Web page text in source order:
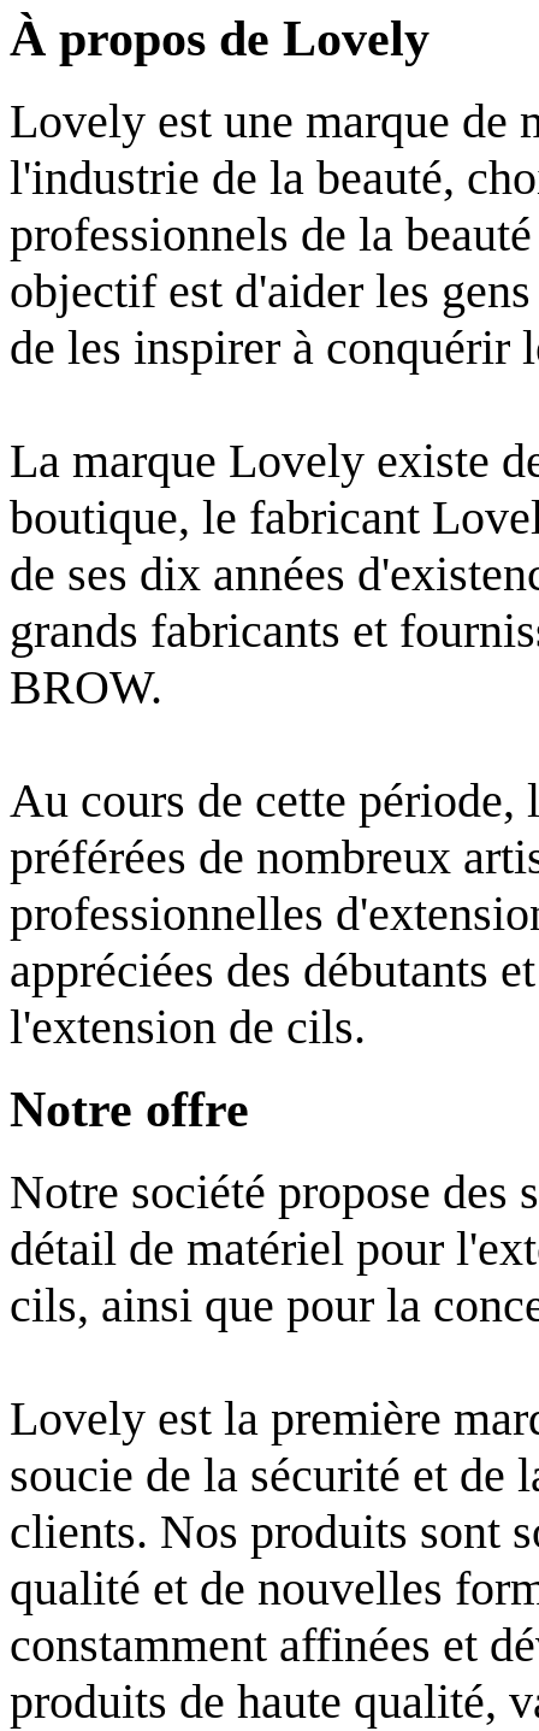
À propos de Lovely
Lovely est une marque de
l'industrie de la beauté,
professionnels de la
objectif est d'aider les
de les inspirer à conquérir
La marque Lovely existe
boutique, le fabricant
de ses dix années
grands fabricants et
BROW.
Au cours de cette période,
préférées de nombreux
professionnelles
appréciées des débutants
l'extension de cils.
Notre offre
Notre société propose des
détail de matériel pour
cils, ainsi que pour la
Lovely est la première
soucie de la sécurité et de
clients. Nos produits sont
qualité et de nouvelles
constamment affinées et
produits de haute qualité,